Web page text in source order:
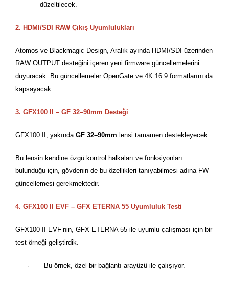
düzeltilecek.
2. HDMI/SDI RAW Çıkış Uyumlulukları
Atomos ve Blackmagic Design, Aralık ayında HDMI/SDI üzerinden
RAW OUTPUT desteğini içeren yeni firmware güncellemelerini
duyuracak. Bu güncellemeler OpenGate ve 4K 16:9 formatlarını da
kapsayacak.
3. GFX100 II – GF 32–90mm Desteği
GFX100 II, yakında GF 32–90mm lensi tamamen destekleyecek.
Bu lensin kendine özgü kontrol halkaları ve fonksiyonları
bulunduğu için, gövdenin de bu özellikleri tanıyabilmesi adına FW
güncellemesi gerekmektedir.
4. GFX100 II EVF – GFX ETERNA 55 Uyumluluk Testi
GFX100 II EVF’nin, GFX ETERNA 55 ile uyumlu çalışması için bir
test örneği geliştirdik.
· Bu örnek, özel bir bağlantı arayüzü ile çalışıyor.